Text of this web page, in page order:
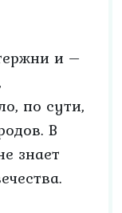
и –
по сути,
В
знает